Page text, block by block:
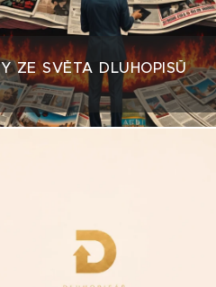
ZE SVĚTA DLUHOPISŮ